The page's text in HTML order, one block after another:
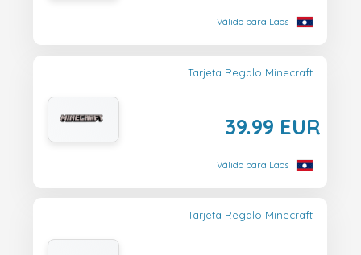
Válido para Laos
Tarjeta Regalo Minecraft
39.99 EUR
Válido para Laos
Tarjeta Regalo Minecraft